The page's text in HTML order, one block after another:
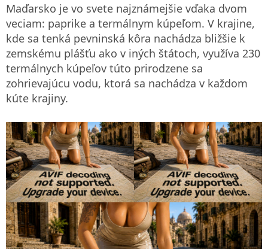
Maďarsko je vo svete najznámejšie vďaka dvom
veciam: paprike a termálnym kúpeľom. V krajine,
kde sa tenká pevninská kôra nachádza bližšie k
zemskému plášťu ako v iných štátoch, využíva 230
termálnych kúpeľov túto prirodzene sa
zohrievajúcu vodu, ktorá sa nachádza v každom
kúte krajiny.